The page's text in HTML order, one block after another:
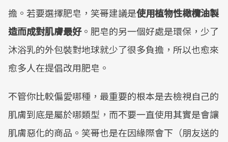
擔。若要選擇肥皂，笑哥建議是使用植物性橄欖油製
造而成對肌膚最好。肥皂的另一個好處是環保，少了
沐浴乳的外包裝對地球就少了很多負擔，所以也愈來
愈多人在提倡改用肥皂。
不管你比較偏愛哪種，最重要的根本是去檢視自己的
肌膚到底是屬於哪類型，而不要一直使用其實是會讓
肌膚惡化的商品。笑哥也是在因緣際會下（朋友送的